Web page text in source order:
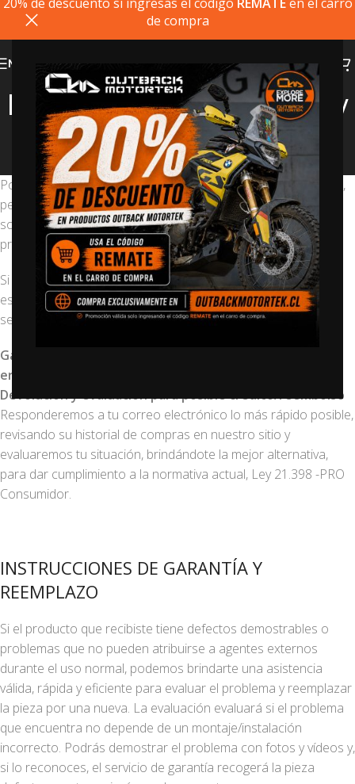
de compra
MENU
Información de garantía y
devolución
Home>Información de garantía y devolución
Ponemos pasión en todo lo que hacemos y trabajamos duro,
pero no somos infalibles. Por ende, siempre tenemos una
solución para los problemas que encuentre con nuestros
productos. Todo lo que tú tienes que hacer es contactarnos.
Si cree que nuestros productos no cumplen con sus
estándares, contáctenos para evaluar uno de tres posibles
servicios:
Garantía y sustitución de productos
erroneos/defectuosos
Devolución y evaluación para posible crédito/reembolso
Responderemos a tu correo electrónico lo más rápido posible,
revisando su historial de compras en nuestro sitio y
evaluaremos tu situación, brindándote la mejor alternativa,
para dar cumplimiento a la normativa actual, Ley 21.398 -PRO
Consumidor.
INSTRUCCIONES DE GARANTÍA Y
REEMPLAZO
Si el producto que recibiste tiene defectos demostrables o
problemas que no pueden atribuirse a agentes externos
durante el uso normal, podemos brindarte una asistencia
válida, rápida y eficiente para evaluar el problema y reemplazar
la pieza por una nueva. La evaluación evaluará si el problema
que encuentra no depende de un montaje/instalación
incorrecto. Podrás demostrar el problema con fotos y vídeos y,
si lo reconoces, el servicio de garantía recogerá la pieza